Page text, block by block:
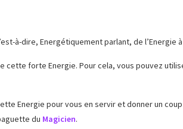
à-dire, Energétiquement parlant, de l’Energie
cette forte Energie. Pour cela, vous pouvez
Energie pour vous en servir et donner un
du Magicien.